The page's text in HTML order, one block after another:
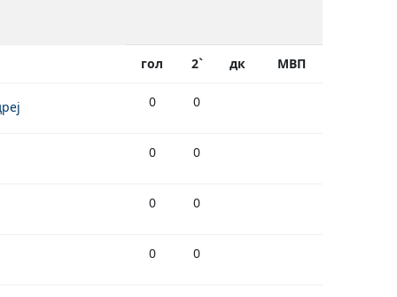
гол 2` дк МВП
0 0
0 0
0 0
0 0